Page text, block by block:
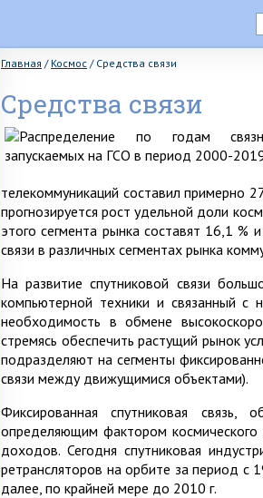
Главная / Космос / Средства связи
Средства связи
телекоммуникаций составил примерно
прогнозируется рост удельной доли
этого сегмента рынка составят 16,1
связи в различных сегментах рынка
На развитие спутниковой связи
компьютерной техники и связанный
необходимость в обмене
стремясь обеспечить растущий рынок
подразделяют на сегменты
связи между движущимися объектами).
Фиксированная спутниковая связь,
определяющим фактором
доходов. Сегодня спутниковая
ретрансляторов на орбите за период с
далее, по крайней мере до 2010 г.